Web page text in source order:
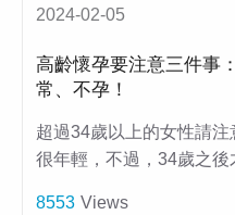
2024-02-05
高齡懷孕要注意三件事
常、不孕！
超過34歲以上的女性請
很年輕，不過，34歲之後
8553 Views